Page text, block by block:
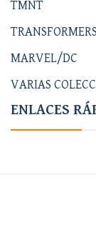
TMNT
TRANSFORMERS
MARVEL/DC
VARIAS
ENLACES